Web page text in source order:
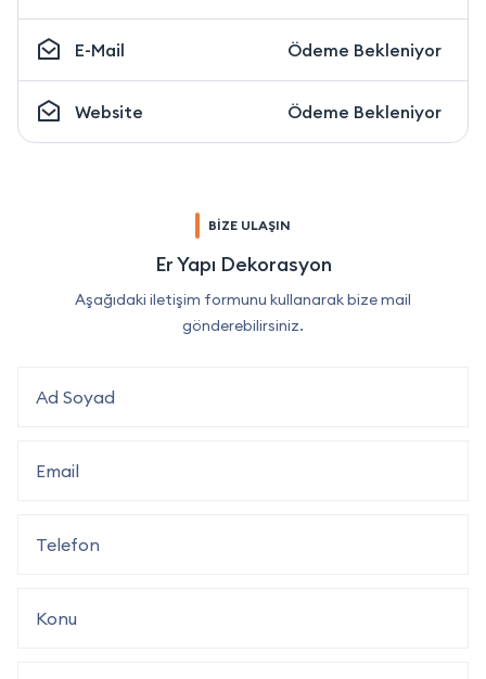
E-Mail Ödeme Bekleniyor
Website Ödeme Bekleniyor
BİZE ULAŞIN
Er Yapı Dekorasyon
Aşağıdaki iletişim formunu kullanarak bize mail
gönderebilirsiniz.